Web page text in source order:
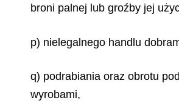
broni palnej lub groźby jej
p) nielegalnego handlu
q) podrabiania oraz obrotu
wyrobami,